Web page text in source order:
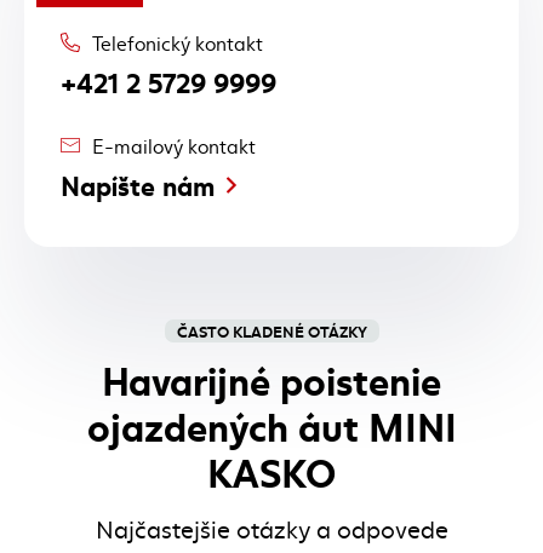
Telefonický kontakt
+421 2 5729 9999
E-mailový kontakt
Napíšte nám
ČASTO KLADENÉ OTÁZKY
Havarijné poistenie
ojazdených áut MINI
KASKO
Najčastejšie otázky a odpovede